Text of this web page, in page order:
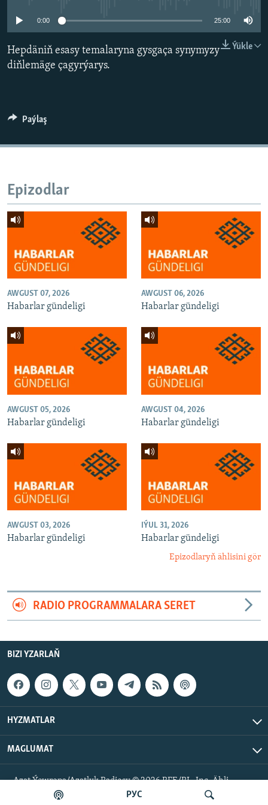
РУС
0:00 25:00
Ýükle
Hepdäniň esasy temalaryna gysgaça synymyzy
diňlemäge çagyrýarys.
Paýlaş
Epizodlar
AWGUST 07, 2026
Habarlar gündeligi
AWGUST 06, 2026
Habarlar gündeligi
AWGUST 05, 2026
Habarlar gündeligi
AWGUST 04, 2026
Habarlar gündeligi
AWGUST 03, 2026
Habarlar gündeligi
IÝUL 31, 2026
Habarlar gündeligi
Epizodlaryň ählisini gör
RADIO PROGRAMMALARA SERET
BIZI YZARLAŇ
HYZMATLAR
MAGLUMAT
Azat Ýewropa/Azatlyk Radiosy © 2026 RFE/RL, Inc. Ähli
hukuklar goralan.